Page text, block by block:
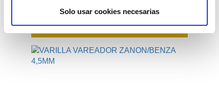
Solo usar cookies necesarias